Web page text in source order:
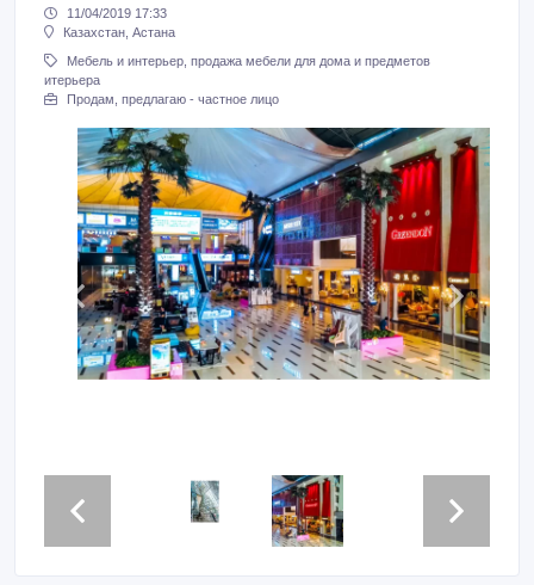
11/04/2019 17:33
Казахстан, Астана
Мебель и интерьер, продажа мебели для дома и предметов
итерьера
Продам, предлагаю - частное лицо